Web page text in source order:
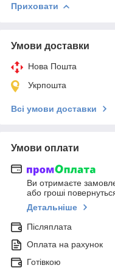
Приховати
Умови доставки
Нова Пошта
Укрпошта
Всі умови доставки
Умови оплати
Ви отримаєте
або гроші
Детальніше
Післяплата
Оплата на рахунок
Готівкою